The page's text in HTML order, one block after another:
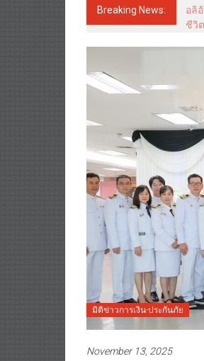
Breaking News:
อลิ
ชีวิต
มิติข่าวการเงิน-ประกันภัย
November 13, 2025